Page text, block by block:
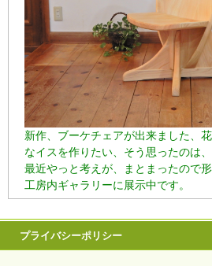
新作、ブーケチェアが出来ました、
なイスを作りたい、そう思ったのは
最近やっと考えが、まとまったので
工房内ギャラリーに展示中です。
プライバシーポリシー